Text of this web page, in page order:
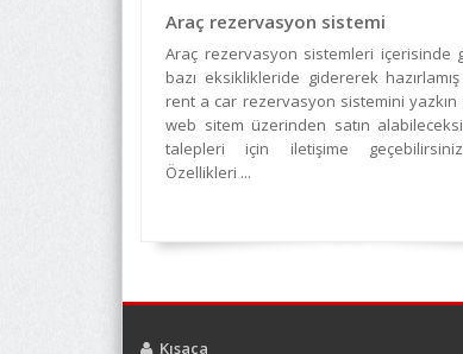
Araç rezervasyon sistemi
Araç rezervasyon sistemleri içerisinde
bazı eksiklikleride gidererek
rent a car rezervasyon sistemini yazkın
web sitem üzerinden satın
talepleri için iletişime
Özellikleri ...
Kısaca